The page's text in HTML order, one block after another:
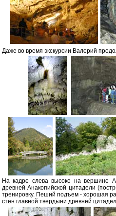
Даже во время экскурсии Валерий
На кадре слева высоко на вершине
древней Анакопийской цитадели
тренировку. Пеший подъем - хорошая
стен главной твердыни древней